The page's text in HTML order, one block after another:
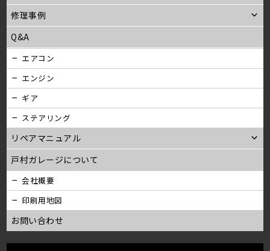
修理事例
Q&A
エアコン
エンジン
ギア
ステアリング
リペアマニュアル
戸村ガレージについて
会社概要
印刷用地図
お問い合わせ